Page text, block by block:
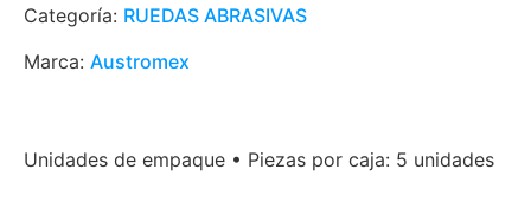
Categoría: RUEDAS ABRASIVAS
Marca: Austromex
Unidades de empaque • Piezas por caja: 5 unidades